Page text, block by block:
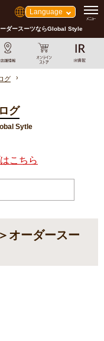
Language
ダースーツならGlobal Style
グ
グ
Sytle
こちら
オーダースー